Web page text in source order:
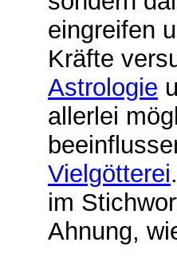
eingreifen
Kräfte
Astrologie
allerlei
Vielgötterei
im
Ahnung,